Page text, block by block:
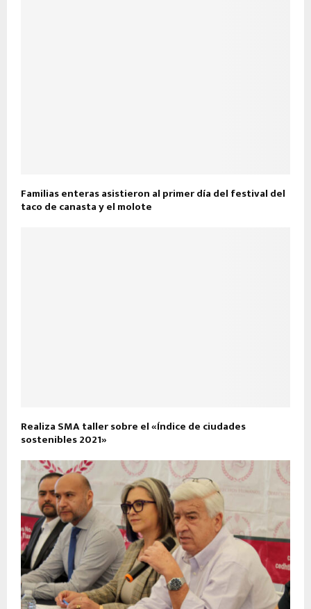
Familias enteras asistieron al primer día del festival del
taco de canasta y el molote
Realiza SMA taller sobre el «Índice de ciudades
sostenibles 2021»